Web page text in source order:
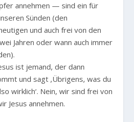
annehmen — sind ein für
Sünden (den
und auch frei von den
Jahren oder wann auch immer
ist jemand, der dann
und sagt ‚Übrigens, was du
wirklich‘. Nein, wir sind frei von
Jesus annehmen.